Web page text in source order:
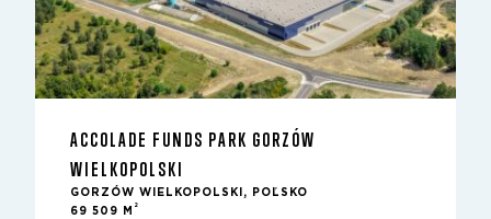
ACCOLADE FUNDS PARK GORZÓW
WIELKOPOLSKI
GORZÓW WIELKOPOLSKI, POĽSKO
69 509 M
2